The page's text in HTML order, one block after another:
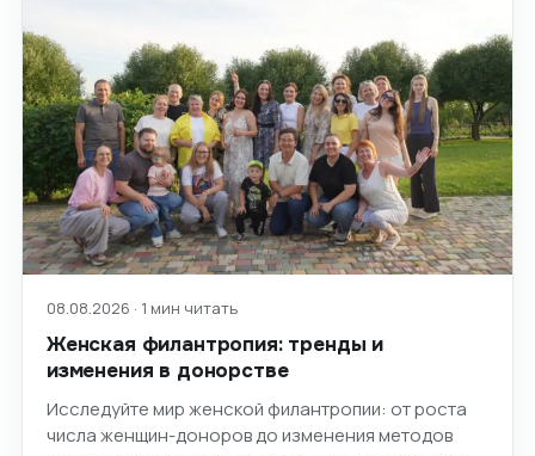
08.08.2026 · 1 мин читать
Женская филантропия: тренды и
изменения в донорстве
Исследуйте мир женской филантропии: от роста
числа женщин-доноров до изменения методов